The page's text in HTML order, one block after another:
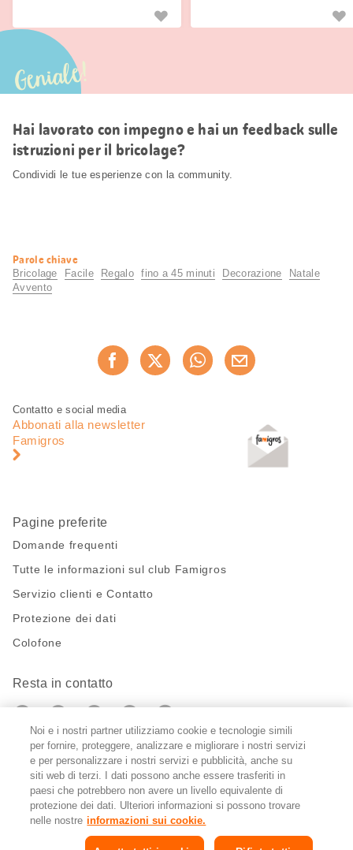
Geniale!
Hai lavorato con impegno e hai un feedback sulle
istruzioni per il bricolage?
Condividi le tue esperienze con la community.
Informazioni
utili
Parole chiave
Bricolage Facile Regalo fino a 45 minuti Decorazione
Natale
Avvento
Consiglia ora
Piè
pagina
Navigazione
pagina
Contatto e social media
Abbonati alla newsletter
Famigros
Pagine preferite
Domande frequenti
Tutte le informazioni sul club Famigros
Servizio clienti e Contatto
Protezione dei dati
Colofone
Resta in contatto
https://twitter.com/migros?
https://www.youtube.com/user/
PinterestInstagram
Impostazioni cookie
FR IT
Noi e i nostri partner utilizziamo cookie e tecnologie simili
per fornire, proteggere, analizzare e migliorare i nostri servizi
e per personalizzare i nostri servizi e pubblicità, anche su
siti web di terzi. I dati possono anche essere trasferiti in
paesi che potrebbero non avere un livello equivalente di
protezione dei dati. Ulteriori informazioni si possono trovare
nelle nostre informazioni sui cookie.